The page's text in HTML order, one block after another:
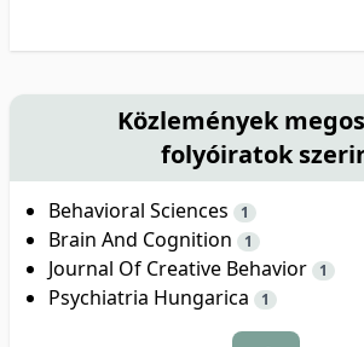
Közlemények
folyóiratok
Behavioral Sciences 1
Brain And Cognition 1
Journal Of Creative Behavior 1
Psychiatria Hungarica 1